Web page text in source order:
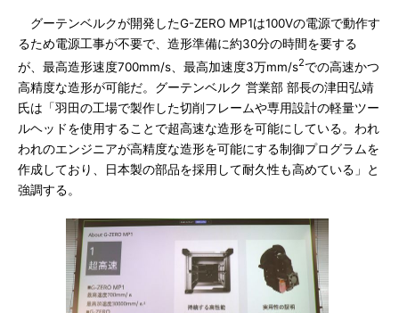
グーテンベルクが開発したG-ZERO MP1は100Vの電源で動作す
るため電源工事が不要で、造形準備に約30分の時間を要する
が、最高造形速度700mm/s、最高加速度3万mm/s2での高速かつ
高精度な造形が可能だ。グーテンベルク 営業部 部長の津田弘靖
氏は「羽田の工場で製作した切削フレームや専用設計の軽量ツー
ルヘッドを使用することで超高速な造形を可能にしている。われ
われのエンジニアが高精度な造形を可能にする制御プログラムを
作成しており、日本製の部品を採用して耐久性も高めている」と
強調する。